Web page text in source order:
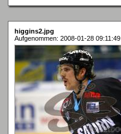
higgins2.jpg
Aufgenommen: 2008-01-28 09:11:49